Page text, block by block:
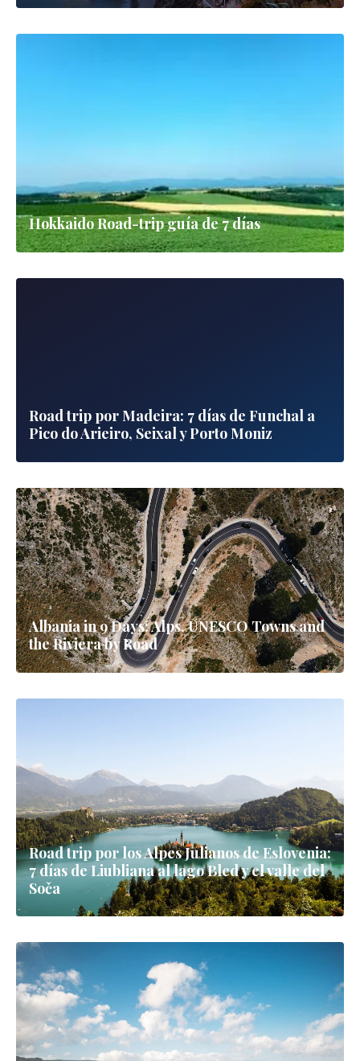
Hokkaido Road-trip guía de 7 días
Road trip por Madeira: 7 días de Funchal a
Pico do Arieiro, Seixal y Porto Moniz
Albania in 9 Days: Alps, UNESCO Towns and
the Riviera by Road
Road trip por los Alpes Julianos de Eslovenia:
7 días de Liubliana al lago Bled y el valle del
Soča